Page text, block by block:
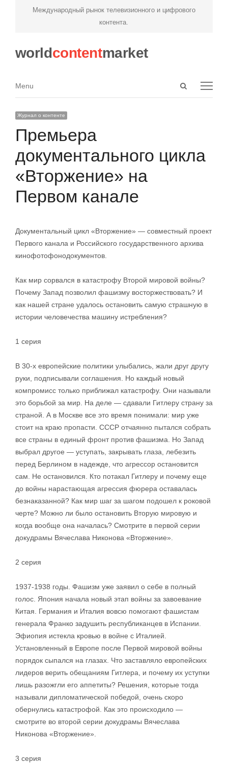
Международный рынок телевизионного и цифрового
контента.
worldcontentmarket
Open
Menu
Menu
Журнал о контенте
Премьера
документального цикла
«Вторжение» на
Первом канале
Документальный цикл «Вторжение» — совместный проект
Первого канала и Российского государственного архива
кинофотофонодокументов.
Как мир сорвался в катастрофу Второй мировой войны?
Почему Запад позволил фашизму восторжествовать? И
как нашей стране удалось остановить самую страшную в
истории человечества машину истребления?
1 серия
В 30-х европейские политики улыбались, жали друг другу
руки, подписывали соглашения. Но каждый новый
компромисс только приближал катастрофу. Они называли
это борьбой за мир. На деле — сдавали Гитлеру страну за
страной. А в Москве все это время понимали: мир уже
стоит на краю пропасти. СССР отчаянно пытался собрать
все страны в единый фронт против фашизма. Но Запад
выбрал другое — уступать, закрывать глаза, лебезить
перед Берлином в надежде, что агрессор остановится
сам. Не остановился. Кто потакал Гитлеру и почему еще
до войны нарастающая агрессия фюрера оставалась
безнаказанной? Как мир шаг за шагом подошел к роковой
черте? Можно ли было остановить Вторую мировую и
когда вообще она началась? Смотрите в первой серии
докудрамы Вячеслава Никонова «Вторжение».
2 серия
1937-1938 годы. Фашизм уже заявил о себе в полный
голос. Япония начала новый этап войны за завоевание
Китая. Германия и Италия вовсю помогают фашистам
генерала Франко задушить республиканцев в Испании.
Эфиопия истекла кровью в войне с Италией.
Установленный в Европе после Первой мировой войны
порядок сыпался на глазах. Что заставляло европейских
лидеров верить обещаниям Гитлера, и почему их уступки
лишь разожгли его аппетиты? Решения, которые тогда
называли дипломатической победой, очень скоро
обернулись катастрофой. Как это происходило —
смотрите во второй серии докудрамы Вячеслава
Никонова «Вторжение».
3 серия